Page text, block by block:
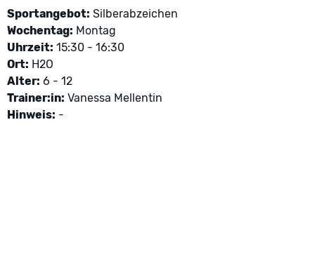
Sportangebot: Silberabzeichen
Wochentag: Montag
Uhrzeit: 15:30 - 16:30
Ort: H2O
Alter: 6 - 12
Trainer:in: Vanessa Mellentin
Hinweis: -